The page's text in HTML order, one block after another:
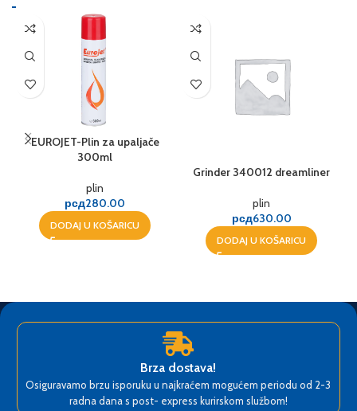
EUROJET-Plin za upaljače
300ml
plin
рсд280.00
DODAJ U KOŠARICU
Grinder 340012 dreamliner
plin
рсд630.00
DODAJ U KOŠARICU
Brza dostava!
Osiguravamo brzu isporuku u najkraćem mogućem periodu od 2-3
radna dana s post- express kurirskom službom!